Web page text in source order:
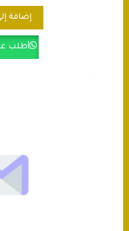
إضافة
أطلب